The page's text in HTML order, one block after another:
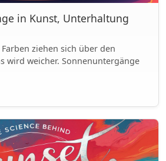
in Kunst, Unterhaltung
ziehen sich über den
wird weicher. Sonnenuntergänge